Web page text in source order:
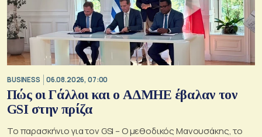
BUSINESS 06.08.2026, 07:00
Πώς οι Γάλλοι και ο ΑΔΜΗΕ έβαλαν τον
GSI στην πρίζα
Το παρασκήνιο για τον GSI – Ο μεθοδικός Μανουσάκης, το